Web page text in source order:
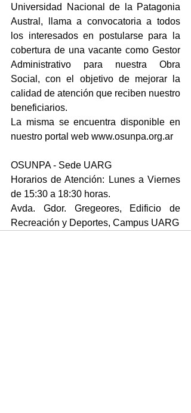
Universidad Nacional de la Patagonia
Austral, llama a convocatoria a todos
los interesados en postularse para la
cobertura de una vacante como Gestor
Administrativo para nuestra Obra
Social, con el objetivo de mejorar la
calidad de atención que reciben nuestro
beneficiarios.
La misma se encuentra disponible en
nuestro portal web www.osunpa.org.ar
OSUNPA - Sede UARG
Horarios de Atención: Lunes a Viernes
de 15:30 a 18:30 horas.
Avda. Gdor. Gregeores, Edificio de
Recreación y Deportes, Campus UARG